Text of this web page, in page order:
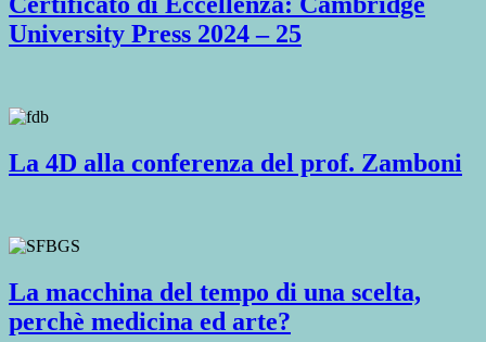
University Press 2024 – 25
La 4D alla conferenza del prof. Zamboni
La macchina del tempo di una scelta,
perchè medicina ed arte?